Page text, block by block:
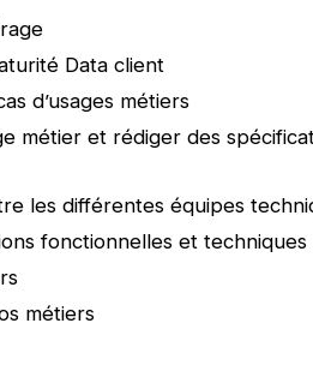
Data client
d’usages métiers
métier et rédiger des
les différentes équipes
fonctionnelles et techniques
métiers